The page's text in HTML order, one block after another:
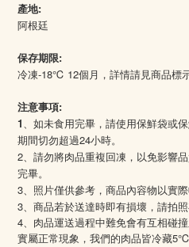
產地:
阿根廷
保存期限:
冷凍-18℃ 12個月，詳情請見商品標示
注意事項:
1、如未食用完畢，請使用保鮮袋或
期間切勿超過24小時。
2、請勿將肉品重複回凍，以免影響
完畢。
3、照片僅供參考，商品內容物以實際
3、商品若於送達時即有損壞，請拍照
4、肉品運送過程中難免會有互相碰
實屬正常現象，我們的肉品皆冷藏5℃